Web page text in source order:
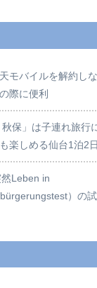
モバイルを解約し
際に便利
保」は子連れ旅行
楽しめる仙台1泊2
Leben in
）の